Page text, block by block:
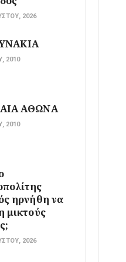
2026
2010
ΑΘΩΝΑ
2010
ηρνήθη να
μικτούς
2026